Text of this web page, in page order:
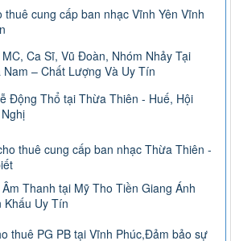
thuê cung cấp ban nhạc Vĩnh Yên Vĩnh
Ca Sĩ, Vũ Đoàn, Nhóm Nhảy Tại
Nam – Chất Lượng Và Uy Tín
Động Thổ tại Thừa Thiên - Huế, Hội
thuê cung cấp ban nhạc Thừa Thiên -
Thanh tại Mỹ Tho Tiền Giang Ánh
Khấu Uy Tín
thuê PG PB tại Vĩnh Phúc,Đảm bảo sự